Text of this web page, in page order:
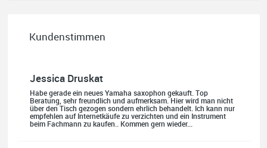
Kundenstimmen
Habe gerade ein neues Yamaha saxophon gekauft. Top
Beratung, sehr freundlich und aufmerksam. Hier wird man nicht
über den Tisch gezogen sondern ehrlich behandelt. Ich kann nur
empfehlen auf Internetkäufe zu verzichten und ein Instrument
beim Fachmann zu kaufen.. Kommen gern wieder...